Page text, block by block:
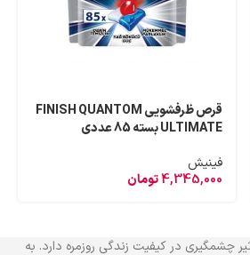
قرص ظرفشویی FINISH QUANTOM
ULTIMATE بسته 85 عددی
فینیش
4,345,000تومان
چشمگیری در کیفیت زندگی روزمره دارد. به